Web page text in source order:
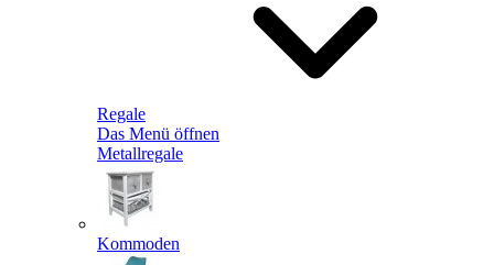
Regale
Das Menü öffnen
Metallregale
Kommoden